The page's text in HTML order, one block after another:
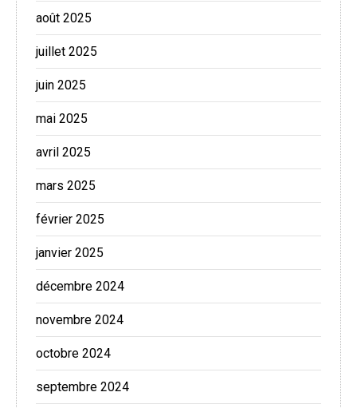
août 2025
juillet 2025
juin 2025
mai 2025
avril 2025
mars 2025
février 2025
janvier 2025
décembre 2024
novembre 2024
octobre 2024
septembre 2024